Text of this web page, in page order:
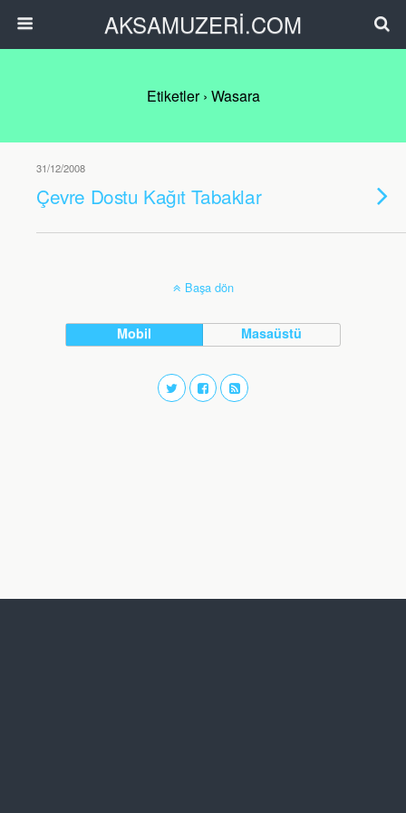
AKSAMUZERİ.COM
Etiketler › Wasara
31/12/2008
Çevre Dostu Kağıt Tabaklar
Başa dön
Mobil Masaüstü